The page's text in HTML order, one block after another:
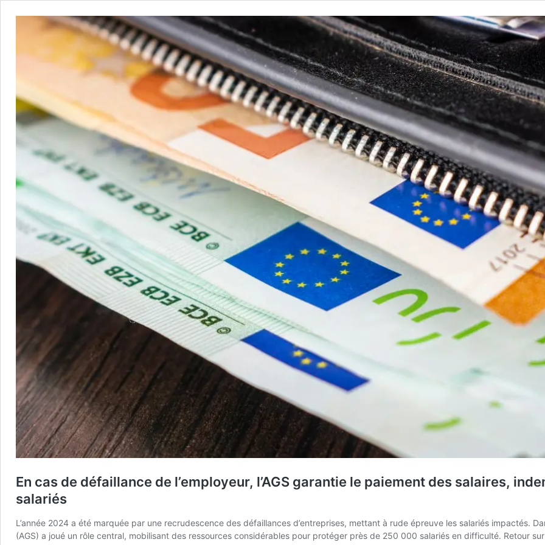
En cas de défaillance de l’employeur, l’AGS garantie le paiement des salaires,
salariés
L’année 2024 a été marquée par une recrudescence des défaillances d’entreprises, mettant à rude épreuve les salariés impactés.
(AGS) a joué un rôle central, mobilisant des ressources considérables pour protéger près de 250 000 salariés en difficulté. Retour